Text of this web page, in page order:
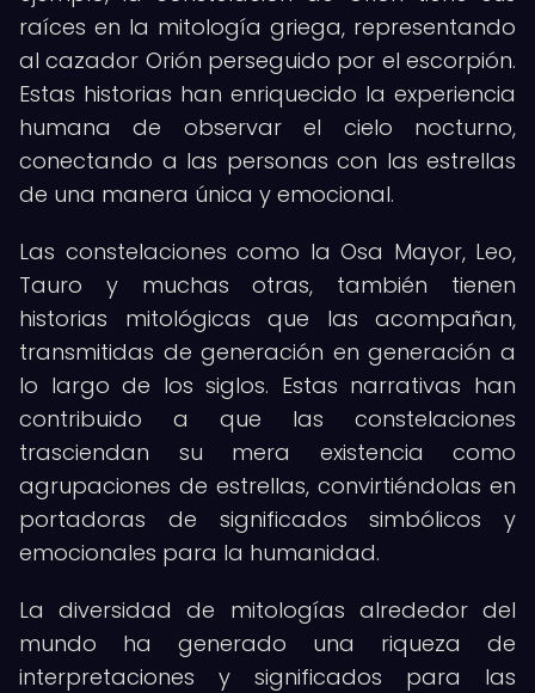
raíces en la mitología griega, representando
al cazador Orión perseguido por el escorpión.
Estas historias han enriquecido la experiencia
humana de observar el cielo nocturno,
conectando a las personas con las estrellas
de una manera única y emocional.
Las constelaciones como la Osa Mayor, Leo,
Tauro y muchas otras, también tienen
historias mitológicas que las acompañan,
transmitidas de generación en generación a
lo largo de los siglos. Estas narrativas han
contribuido a que las constelaciones
trasciendan su mera existencia como
agrupaciones de estrellas, convirtiéndolas en
portadoras de significados simbólicos y
emocionales para la humanidad.
La diversidad de mitologías alrededor del
mundo ha generado una riqueza de
interpretaciones y significados para las